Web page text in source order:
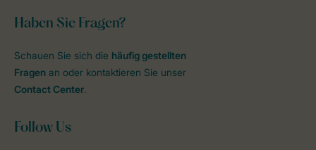
Haben Sie Fragen?
Schauen Sie sich die häufig gestellten
Fragen an oder kontaktieren Sie unser
Contact Center.
Follow Us